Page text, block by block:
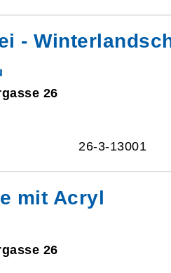
-
26
26-3-13001
mit Acryl
26